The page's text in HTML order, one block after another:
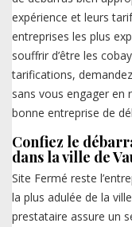
expérience et leurs
entreprises les plus
souffrir d’être les
tarifications,
sans vous engager en
bonne entreprise de
Confiez le
dans la ville de
Site Fermé reste
la plus adulée de la
prestataire assure un